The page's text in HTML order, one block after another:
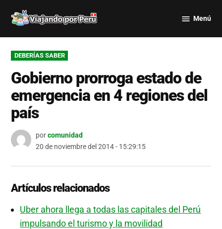
por Perú
Menú
PUBLICADO
EN
DEBERÍAS SABER
Gobierno prorroga estado de
emergencia en 4 regiones del
país
porcomunidad
20 de noviembre del 2014 - 15:29:15
Artículos relacionados
Uber ahora llega a todas las capitales del Perú
impulsando el turismo y la movilidad